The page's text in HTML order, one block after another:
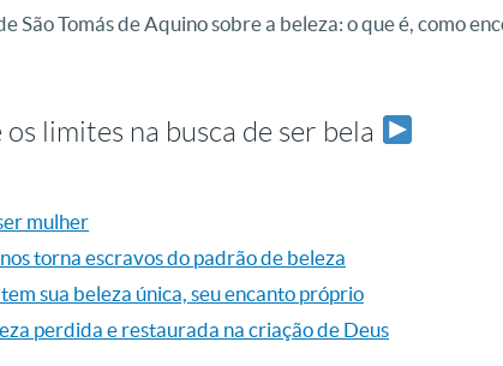
São Tomás de Aquino sobre a beleza: o que é, como
os limites na busca de ser bela
mulher
torna escravos do padrão de beleza
sua beleza única, seu encanto próprio
perdida e restaurada na criação de Deus